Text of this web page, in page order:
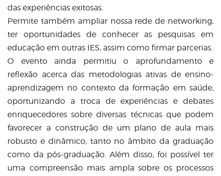
das experiências exitosas.
Permite também ampliar nossa rede de networking,
ter oportunidades de conhecer as pesquisas em
educação em outras IES, assim como firmar parcerias.
O evento ainda permitiu o aprofundamento e
reflexão acerca das metodologias ativas de ensino-
aprendizagem no contexto da formação em saúde,
oportunizando a troca de experiências e debates
enriquecedores sobre diversas técnicas que podem
favorecer a construção de um plano de aula mais
robusto e dinâmico, tanto no âmbito da graduação
como da pós-graduação. Além disso, foi possível ter
uma compreensão mais ampla sobre os processos